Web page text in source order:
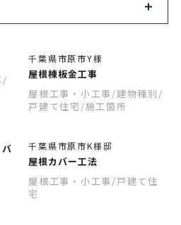
/
千葉県市原市Y様
屋根棟板金工事
屋根工事・小工事 /建物種別 /
戸建て住宅 /施工箇所
千葉県市原市K様邸
屋根カバー工法
屋根工事・小工事 /戸建て住
宅